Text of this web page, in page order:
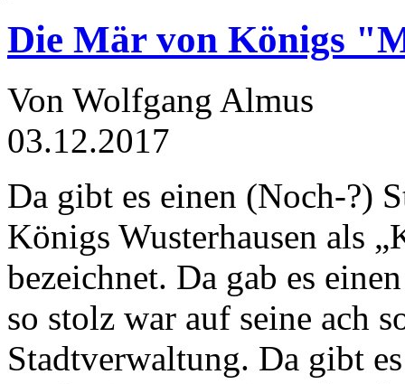
Die Mär von Königs
Von Wolfgang Almus
03.12.2017
Da gibt es einen (Noch-?)
Königs Wusterhausen als
bezeichnet. Da gab es
so stolz war auf seine ach
Stadtverwaltung. Da gibt